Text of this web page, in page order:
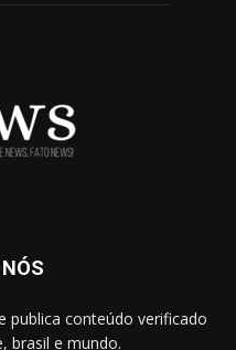
publica conteúdo verificado
brasil e mundo.